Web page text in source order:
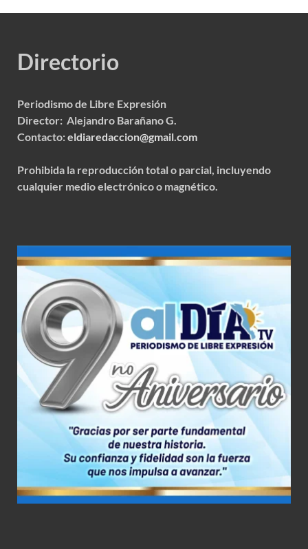
Directorio
Periodismo de Libre Expresión
Director: Alejandro Barañano G.
Contacto:eldiaredaccion@gmail.com
Prohibida la reproducción total o parcial, incluyendo
cualquier medio electrónico o magnético.